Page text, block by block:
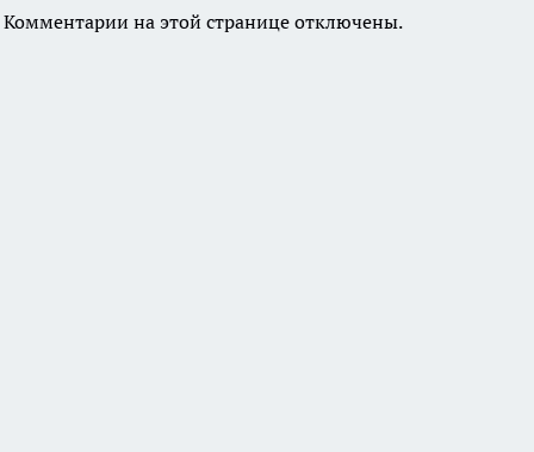
Комментарии на этой странице отключены.